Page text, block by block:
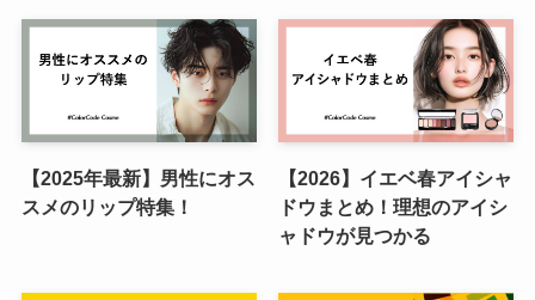
【2025年最新】男性にオス
スメのリップ特集！
【2026】イエベ春アイシャ
ドウまとめ！理想のアイシ
ャドウが見つかる